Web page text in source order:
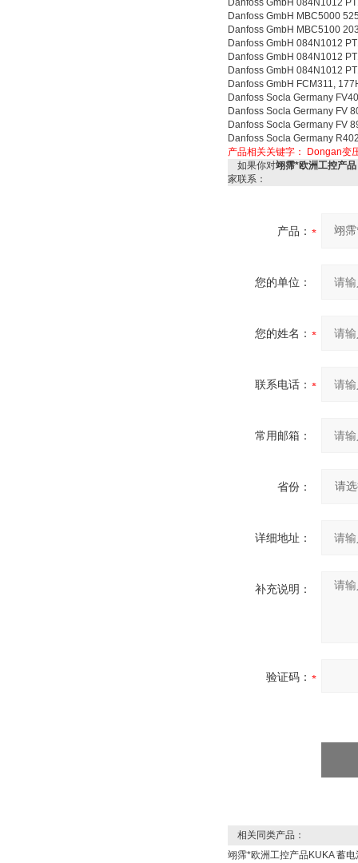
Danfoss GmbH 084N1012
Danfoss GmbH MBC5000
Danfoss GmbH MBC5100
Danfoss GmbH 084N1012
Danfoss GmbH 084N1012
Danfoss GmbH 084N1012
Danfoss GmbH FCM311,
Danfoss Socla Germany
Danfoss Socla Germany FV
Danfoss Socla Germany FV
Danfoss Socla Germany
产品相关关键字：
Dongan变
如果你对翊霈*欧洲工控产
家联系：
产品：
您的单位：
您的姓名：
联系电话：
常用邮箱：
省份：
详细地址：
补充说明：
验证码：
相关同类产品：
翊霈*欧洲工控产品KUKA 蓄电